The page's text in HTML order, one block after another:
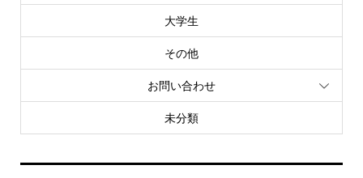
大学生
その他
お問い合わせ
未分類